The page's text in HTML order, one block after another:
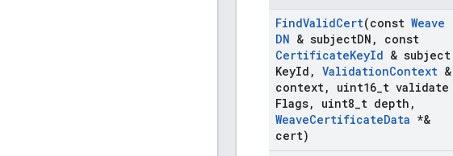
FindValidCert(const Weave
DN & subjectDN ,
const
CertificateKeyId & subject
KeyId , ValidationContext &
context, uint16 t validate
Flags, uint8 t depth ,
WeaveCertificateData *&
cert)